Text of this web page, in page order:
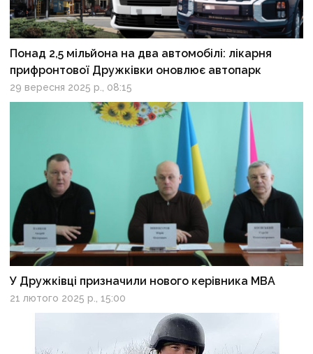
Понад 2,5 мільйона на два автомобілі: лікарня
прифронтової Дружківки оновлює автопарк
29 вересня 2025 р., 08:15
У Дружківці призначили нового керівника МВА
21 лютого 2025 р., 15:00